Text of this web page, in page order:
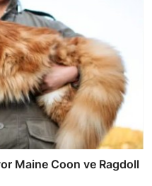
Maine Coon ve Ragdoll